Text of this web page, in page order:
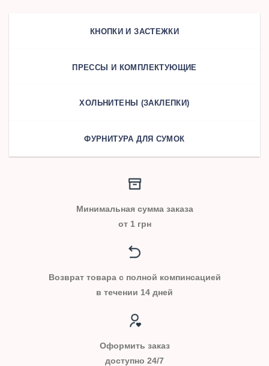
КНОПКИ И ЗАСТЕЖКИ
ПРЕССЫ И КОМПЛЕКТУЮЩИЕ
ХОЛЬНИТЕНЫ (ЗАКЛЕПКИ)
ФУРНИТУРА ДЛЯ СУМОК
Минимальная сумма заказа
от 1 грн
Возврат товара с полной компинсацией
в течении 14 дней
Оформить заказ
доступно 24/7